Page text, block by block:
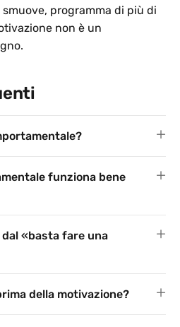
programma di più di
non è un
funziona bene
dal «basta fare una
della motivazione?